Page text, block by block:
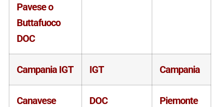
Pavese o
Buttafuoco
DOC
Campania IGT IGT Campania
Canavese
DOC Piemonte